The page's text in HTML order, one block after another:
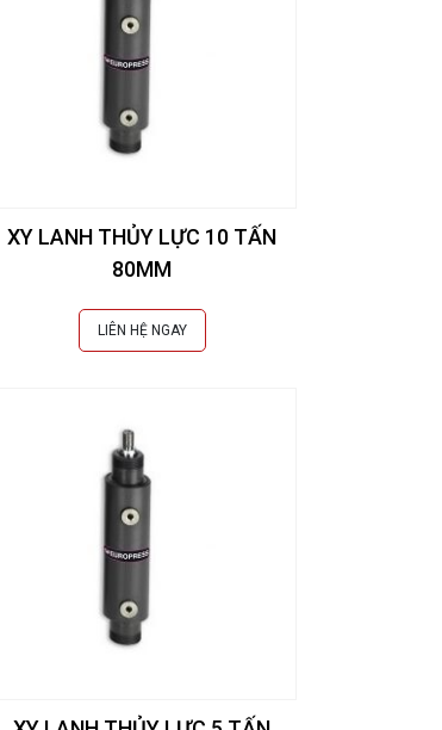
XY LANH THỦY LỰC 10 TẤN
80MM
LIÊN HỆ NGAY